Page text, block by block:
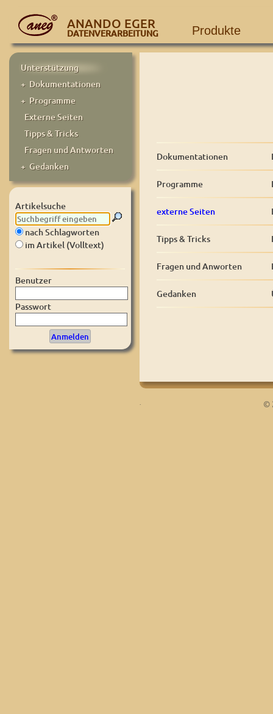
ANANDO EGER
DATENVERARBEITUNG Produkte
Unterstützung
+ Dokumentationen
+ Programme
Externe Seiten
Tipps & Tricks
Fragen und Antworten
+ Gedanken
Artikelsuche
nach Schlagworten
im Artikel (Volltext)
Benutzer
Passwort
Dokumentationen
Programme
externe Seiten
Tipps & Tricks
Fragen und Anworten
Gedanken
. ©